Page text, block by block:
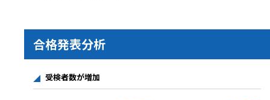
合格発表分析
受検者数が増加